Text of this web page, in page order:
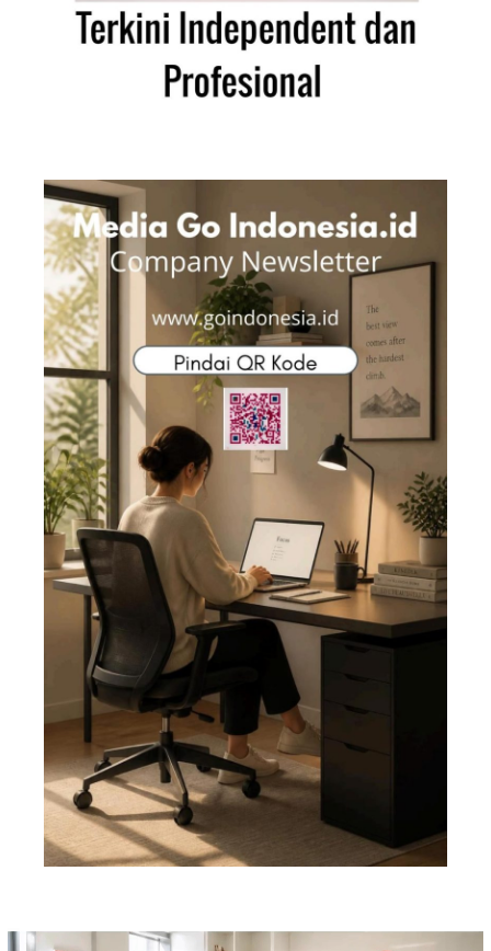
Pemutar